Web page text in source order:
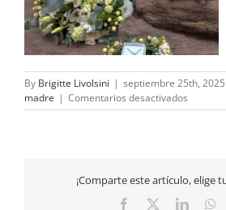
By Brigitte Livolsini | septiembre 25th, 2025
madre | Comentarios desactivados
Amor
Amor
¡Comparte este artículo, elige
Facebook